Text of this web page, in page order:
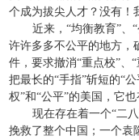
个成为拔尖人才？没有！
近来，“均衡教育”、
许许多多不公平的地方，
件，要求撤消“重点校”、
把最长的“手指”斩短的“
权”和“公平”的美国，它
现在存在着一个“二八
挽救了整个中国；一个袁